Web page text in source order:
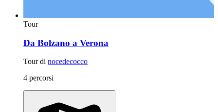
Tour
Da Bolzano a Verona
Tour di nocedecocco
4 percorsi